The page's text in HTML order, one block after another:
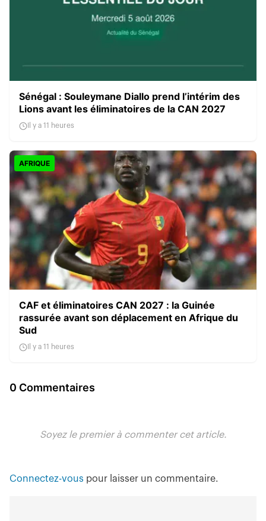
Sénégal : Souleymane Diallo prend l’intérim des
Lions avant les éliminatoires de la CAN 2027
Il y a 11 heures
AFRIQUE
CAF et éliminatoires CAN 2027 : la Guinée
rassurée avant son déplacement en Afrique du
Sud
Il y a 11 heures
0 Commentaires
Soyez le premier à commenter cet article.
Connectez-vous pour laisser un commentaire.